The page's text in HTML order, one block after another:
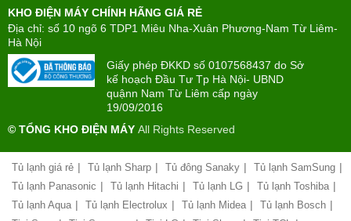
TÂN
PHONG(8:00
-
22:00)
công
ty
Chính
sách
bảo
hành
hiểu
về
mua
trả
góp
đổi
hóa
Chính
KHO ĐIỆN MÁY CHÍNH HÃNG GIÁ RẺ
Địa chỉ: số 10 ngõ 6 TDP1 Miêu Nha-Xuân Phương-Nam Từ Liêm-
Hà Nội
Giấy phép ĐKKD số 0107568437 do Sở
kế hoạch Đầu Tư Tp Hà Nội- UBND
quậnn Nam Từ Liêm cấp ngày
19/09/2016
© TỔNG KHO ĐIỆN MÁY All Rights Reserved
Tủ lạnh giá rẻ | Tủ lạnh Sharp | Tủ đông Sanaky | Tủ lạnh SamSung |
Tủ lạnh Panasonic | Tủ lạnh Hitachi | Tủ lạnh LG | Tủ lạnh Toshiba |
Tủ lạnh Aqua | Tủ lạnh Electrolux | Tủ lạnh Midea | Tủ lạnh Bosch |